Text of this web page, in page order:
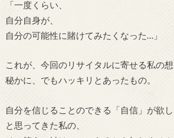
「一度くらい、
自分自身が、
自分の可能性に賭けてみたくなった…」
これが、今回のリサイタルに寄せる私の想
秘かに、でもハッキリとあったもの。
自分を信じることのできる「自信」が欲
と思ってきた私の、